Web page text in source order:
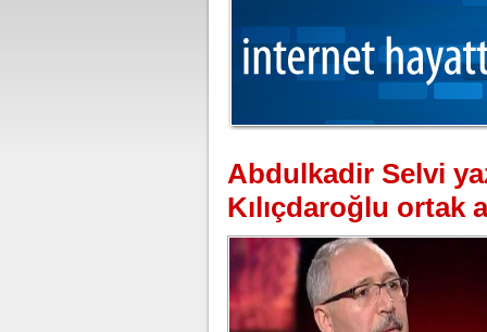
Abdulkadir Selvi
Kılıçdaroğlu ortak